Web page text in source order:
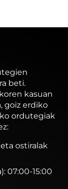
beti.
kasuan
goiz erdiko
ordutegiak
ostiralak
07:00-15:00